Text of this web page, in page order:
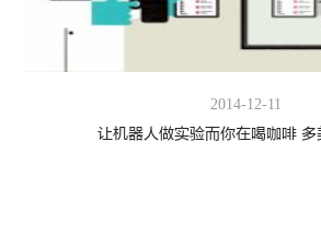
2014-12-11
让机器人做实验而你在喝咖啡